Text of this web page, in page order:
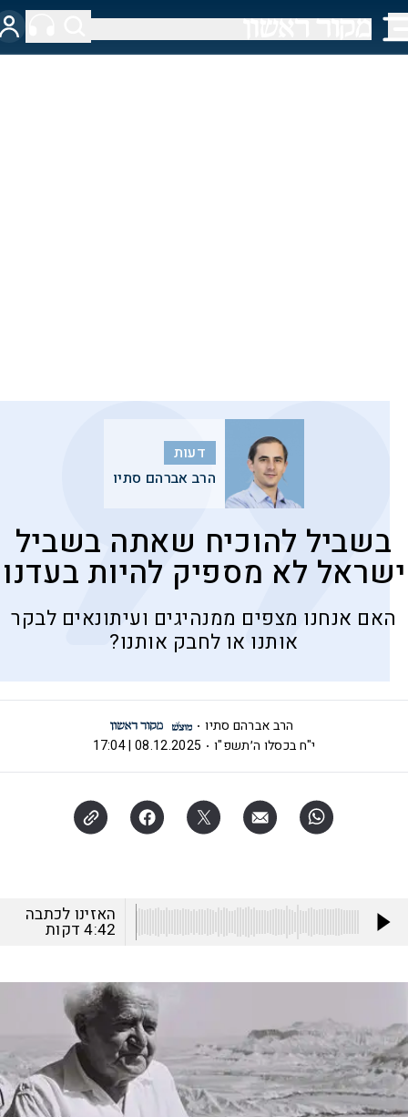
דעות
הרב אברהם סתיו
בשביל להוכיח שאתה בשביל
ישראל לא מספיק להיות בעדנו
האם אנחנו מצפים ממנהיגים ועיתונאים לבקר
אותנו או לחבק אותנו?
הרב אברהם סתיו
י"ח בכסלו ה׳תשפ"ו
08.12.2025 | 17:04
האזינו לכתבה
4:42דקות